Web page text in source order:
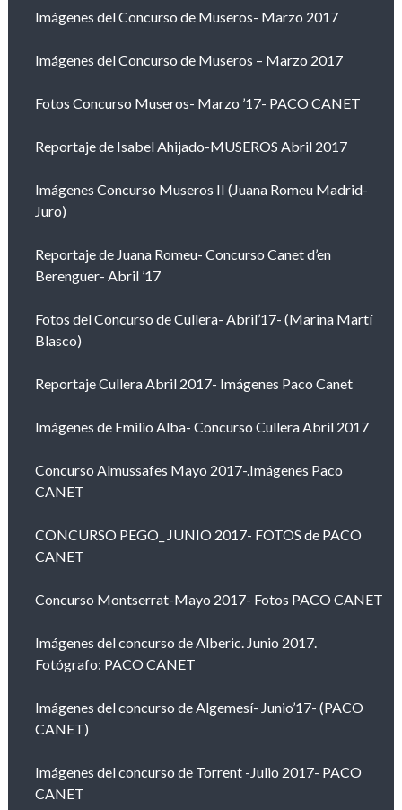
Imágenes del Concurso de Museros- Marzo 2017
Imágenes del Concurso de Museros – Marzo 2017
Fotos Concurso Museros- Marzo ’17- PACO CANET
Reportaje de Isabel Ahijado-MUSEROS Abril 2017
Imágenes Concurso Museros II (Juana Romeu Madrid-
Juro)
Reportaje de Juana Romeu- Concurso Canet d’en
Berenguer- Abril ’17
Fotos del Concurso de Cullera- Abril’17- (Marina Martí
Blasco)
Reportaje Cullera Abril 2017- Imágenes Paco Canet
Imágenes de Emilio Alba- Concurso Cullera Abril 2017
Concurso Almussafes Mayo 2017-.Imágenes Paco
CANET
CONCURSO PEGO_ JUNIO 2017- FOTOS de PACO
CANET
Concurso Montserrat-Mayo 2017- Fotos PACO CANET
Imágenes del concurso de Alberic. Junio 2017.
Fotógrafo: PACO CANET
Imágenes del concurso de Algemesí- Junio’17- (PACO
CANET)
Imágenes del concurso de Torrent -Julio 2017- PACO
CANET